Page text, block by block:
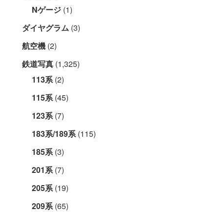
Nゲージ (1)
ダイヤグラム (3)
航空機 (2)
鉄道写真 (1,325)
113系 (2)
115系 (45)
123系 (7)
183系/189系 (115)
185系 (3)
201系 (7)
205系 (19)
209系 (65)